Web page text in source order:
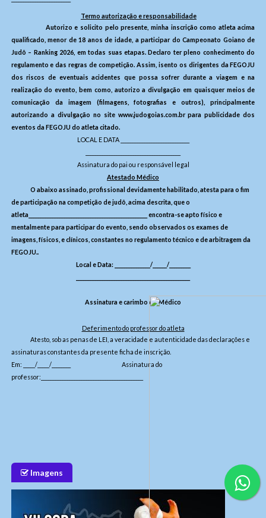
Termo autorização e responsabilidade
Autorizo e solicito pelo presente, minha inscrição como atleta acima
qualificado, menor de 18 anos de idade, a participar do Campeonato Goiano de
Judô – Ranking 2026, em todas suas etapas. Declaro ter pleno conhecimento do
regulamento e das regras de competição. Assim, isento os dirigentes da FEGOJU
dos riscos de eventuais acidentes que possa sofrer durante a viagem e na
realização do evento, bem como, autorizo a divulgação em quaisquer meios de
comunicação da imagem (filmagens, fotografias e outros), principalmente
autorizando a divulgação no site www.judogoias.com.brpara publicidade dos
eventos da FEGOJU do atleta citado.
LOCAL E DATA _____________________________
Assinatura do pai ou responsável legal
Atestado Médico
O abaixo assinado, profissional devidamente habilitado, atesta para o fim
de participação na competição de judô, acima descrita, que o
atleta__________________________________________________ encontra-se apto físico e
mentalmente para participar do evento, sendo observados os exames de
imagens, físicos, e clínicos, constantes no regulamento técnico e de arbitragem da
FEGOJU..
Local e Data: _______________/______/_________
Assinatura e carimbo do Médico
Deferimento do professor do atleta
Atesto, sob as penas de LEI, a veracidade e autenticidade das declarações e
assinaturas constantes da presente ficha de inscrição.
Em: _____/_____/________ Assinatura do
professor:___________________________________________
Imagens